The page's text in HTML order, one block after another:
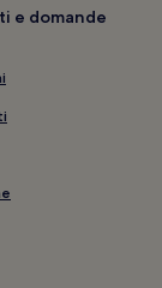
e domande